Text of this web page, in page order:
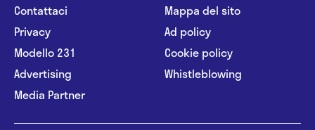
Contattaci
Privacy
Modello 231
Advertising
Media Partner
Mappa del sito
Ad policy
Cookie policy
Whistleblowing